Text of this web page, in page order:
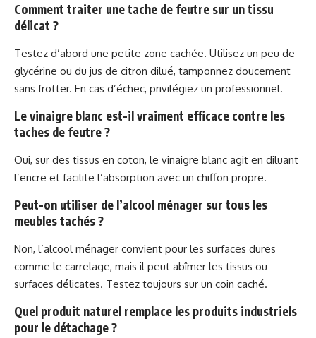
Comment traiter une tache de feutre sur un tissu
délicat ?
Testez d’abord une petite zone cachée. Utilisez un peu de
glycérine ou du jus de citron dilué, tamponnez doucement
sans frotter. En cas d’échec, privilégiez un professionnel.
Le vinaigre blanc est-il vraiment efficace contre les
taches de feutre ?
Oui, sur des tissus en coton, le vinaigre blanc agit en diluant
l’encre et facilite l’absorption avec un chiffon propre.
Peut-on utiliser de l’alcool ménager sur tous les
meubles tachés ?
Non, l’alcool ménager convient pour les surfaces dures
comme le carrelage, mais il peut abîmer les tissus ou
surfaces délicates. Testez toujours sur un coin caché.
Quel produit naturel remplace les produits industriels
pour le détachage ?